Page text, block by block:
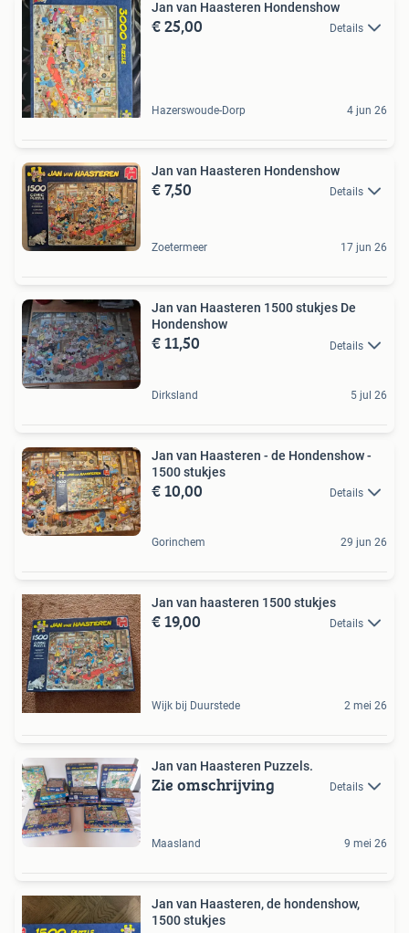
Jan van Haasteren Hondenshow
€ 25,00 Details
Hazerswoude-Dorp 4 jun 26
Jan van Haasteren Hondenshow
€ 7,50 Details
Zoetermeer 17 jun 26
Jan van Haasteren 1500 stukjes De
Hondenshow
€ 11,50 Details
Dirksland 5 jul 26
Jan van Haasteren - de Hondenshow -
1500 stukjes
€ 10,00 Details
Gorinchem 29 jun 26
Jan van haasteren 1500 stukjes
€ 19,00 Details
Wijk bij Duurstede 2 mei 26
Jan van Haasteren Puzzels.
Zie omschrijving Details
Maasland 9 mei 26
Jan van Haasteren, de hondenshow,
1500 stukjes